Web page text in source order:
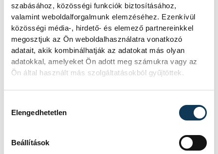
szabásához, közösségi funkciók biztosításához,
valamint weboldalforgalmunk elemzéséhez. Ezenkívül
közösségi média-, hirdető- és elemező partnereinkkel
megosztjuk az Ön weboldalhasználatra vonatkozó
adatait, akik kombinálhatják az adatokat más olyan
adatokkal, amelyeket Ön adott meg számukra vagy az
Ön által használt más szolgáltatásokból gyűjtöttek.
Elengedhetetlen
Beállítások
Szokolai László
vehir.hu